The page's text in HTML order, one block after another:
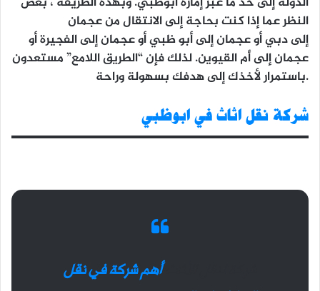
النظر عما إذا كنت بحاجة إلى الانتقال من عجمان
إلى دبي أو عجمان إلى أبو ظبي أو عجمان إلى الفجيرة أو
عجمان إلى أم القيوين. لذلك فإن “الطريق اللامع” مستعدون
باستمرار لأخذك إلى هدفك بسهولة وراحة.
شركة نقل اثاث في ابوظبي
شركة لنقل الأثاثأهم شركة في نقل